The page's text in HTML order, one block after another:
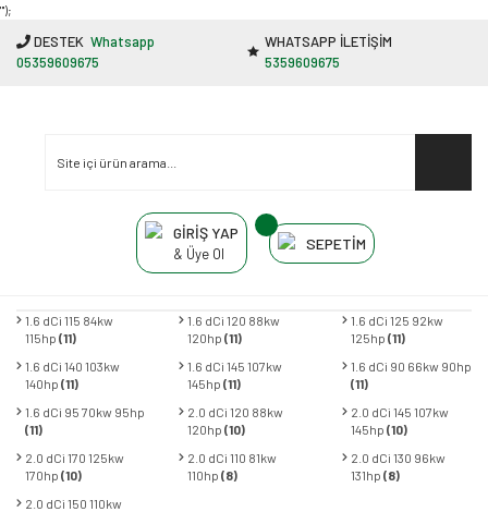
"');
DESTEK Whatsapp
05359609675
WHATSAPP İLETİŞİM
5359609675
GİRİŞ YAP
& Üye Ol
SEPETİM
1.6 dCi 115 84kw
115hp (11)
1.6 dCi 120 88kw
120hp(11)
1.6 dCi 125 92kw
125hp (11)
1.6 dCi 140 103kw
140hp (11)
1.6 dCi 145 107kw
145hp(11)
1.6 dCi 90 66kw 90hp
(11)
1.6 dCi 95 70kw 95hp
(11)
2.0 dCi 120 88kw
120hp(10)
2.0 dCi 145 107kw
145hp (10)
2.0 dCi 170 125kw
170hp (10)
2.0 dCi 110 81kw
110hp(8)
2.0 dCi 130 96kw
131hp (8)
2.0 dCi 150 110kw